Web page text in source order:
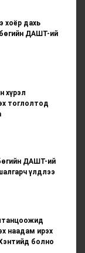
хоёр дахь
ДАШТ-ий
хүрэл
тоглолтод
ДАШТ-ий
үлдлээ
наадам ирэх
болно